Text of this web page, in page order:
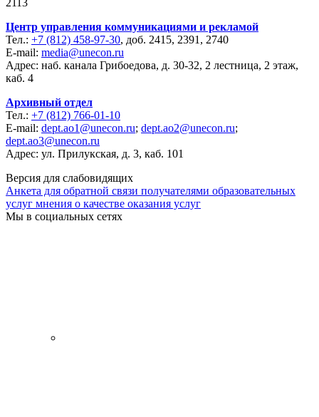
2113
Центр управления коммуникациями и рекламой
Тел.: +7 (812) 458-97-30, доб. 2415, 2391, 2740
E-mail: media@unecon.ru
Адрес: наб. канала Грибоедова, д. 30-32, 2 лестница, 2 этаж,
каб. 4
Архивный отдел
Тел.: +7 (812) 766-01-10
E-mail: dept.ao1@unecon.ru; dept.ao2@unecon.ru;
dept.ao3@unecon.ru
Адрес: ул. Прилукская, д. 3, каб. 101
Версия для слабовидящих
Анкета для обратной связи получателями образовательных
услуг мнения о качестве оказания услуг
Мы в социальных сетях